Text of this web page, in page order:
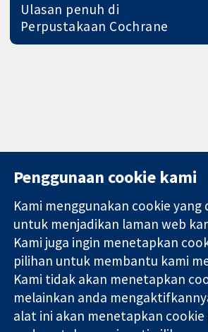
Ulasan penuh di
Perpustakaan Cochrane
Bukti yang
dipercayai.
keputusan
termaklum
Kesihatan yang
lebih baik
11-13 Cavendish
Square
London
W1G 0AN
United Kingdom
Penggunaan cookie kami
Kami menggunakan cookie yang
untuk menjadikan laman web
Kami juga ingin menetapkan
pilihan untuk membantu kami
Kami tidak akan menetapkan
melainkan anda
alat ini akan menetapkan